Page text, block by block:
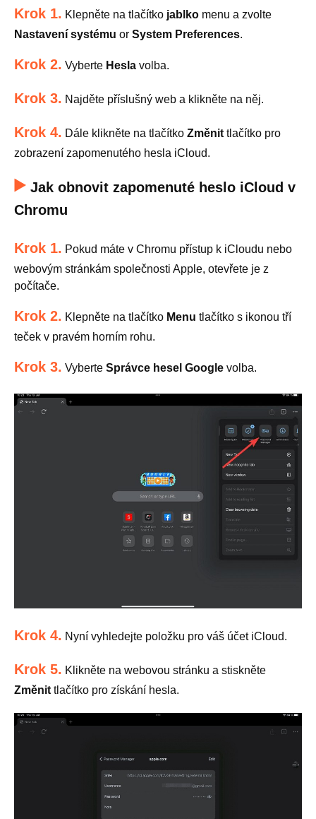
Krok 1. Klepněte na tlačítko jablko menu a zvolte
Nastavení systému or System Preferences.
Krok 2. Vyberte Hesla volba.
Krok 3. Najděte příslušný web a klikněte na něj.
Krok 4. Dále klikněte na tlačítko Změnit tlačítko pro
zobrazení zapomenutého hesla iCloud.
Jak obnovit zapomenuté heslo iCloud v
Chromu
Krok 1. Pokud máte v Chromu přístup k iCloudu nebo
webovým stránkám společnosti Apple, otevřete je z
počítače.
Krok 2. Klepněte na tlačítko Menu tlačítko s ikonou tří
teček v pravém horním rohu.
Krok 3. Vyberte Správce hesel Google volba.
Krok 4. Nyní vyhledejte položku pro váš účet iCloud.
Krok 5. Klikněte na webovou stránku a stiskněte
Změnit tlačítko pro získání hesla.